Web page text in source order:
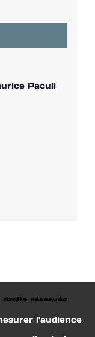
Pacull
réservés
à
l'audience